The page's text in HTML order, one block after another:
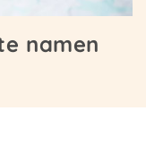
namen